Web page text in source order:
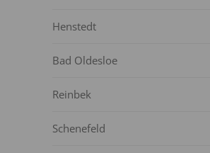
Henstedt
Bad Oldesloe
Reinbek
Schenefeld